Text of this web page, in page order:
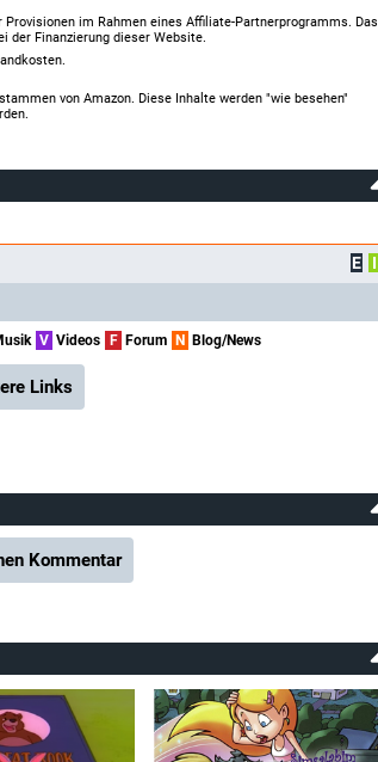
im Rahmen eines Affiliate-Partnerprogramms. Das
der Finanzierung dieser Website.
von Amazon. Diese Inhalte werden "wie besehen"
E I
V Videos F Forum N Blog/News
Links
Kommentar